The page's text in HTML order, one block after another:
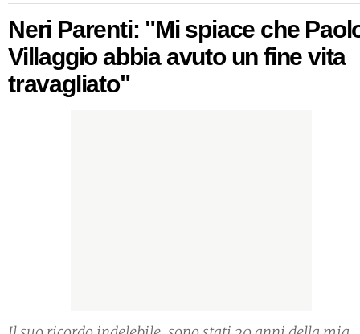
Neri Parenti: "Mi spiace che
Villaggio abbia avuto un fine vita
travagliato"